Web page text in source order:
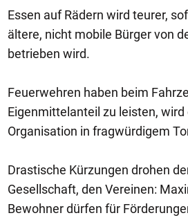
Essen auf Rädern wird teurer,
ältere, nicht mobile Bürger von
betrieben wird.
Feuerwehren haben beim
Eigenmittelanteil zu leisten, wird
Organisation in fragwürdigem
Drastische Kürzungen drohen
Gesellschaft, den Vereinen:
Bewohner dürfen für